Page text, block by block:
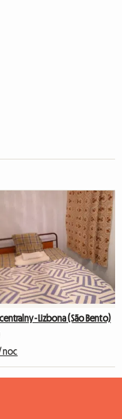
- Lizbona (São Bento)
noc